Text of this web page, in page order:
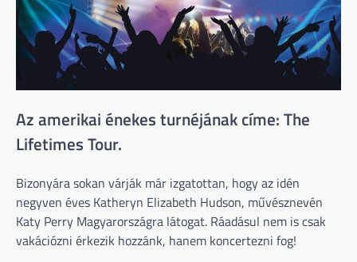
Az amerikai énekes turnéjának címe: The
Lifetimes Tour.
Bizonyára sokan várják már izgatottan, hogy az idén
negyven éves Katheryn Elizabeth Hudson, művésznevén
Katy Perry Magyarországra látogat. Ráadásul nem is csak
vakációzni érkezik hozzánk, hanem koncertezni fog!